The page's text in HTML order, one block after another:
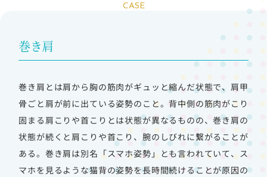
CASE
巻き肩
巻き肩とは肩から胸の筋肉がギュッと縮んだ状態で、肩甲
骨ごと肩が前に出ている姿勢のこと。背中側の筋肉がこり
固まる肩こりや首こりとは状態が異なるものの、巻き肩の
状態が続くと肩こりや首こり、腕のしびれに繋がることが
ある。 巻き肩は別名「スマホ姿勢」とも言われていて、ス
マホを見るような猫背の姿勢を長時間続けることが原因の